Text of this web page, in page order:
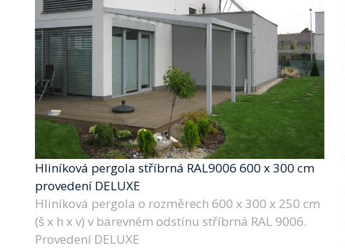
Hliníková pergola stříbrná RAL9006 600 x 300 cm
provedení DELUXE
Hliníková pergola o rozměrech 600 x 300 x 250 cm
(š x h x v) v barevném odstínu stříbrná RAL 9006.
Provedení DELUXE